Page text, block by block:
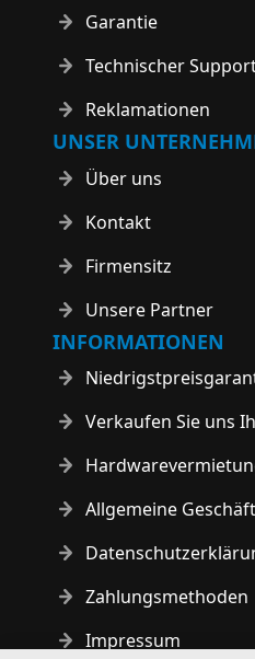
Garantie
Technischer
Reklamationen
UNSER
Über uns
Kontakt
Firmensitz
Unsere Partner
INFORMATIONEN
Verkaufen Sie uns
Allgemeine
Zahlungsmethoden
Impressum